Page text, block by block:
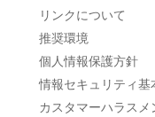
リンクについて
推奨環境
個人情報保護方針
情報セキュリティ基
カスタマーハラスメ